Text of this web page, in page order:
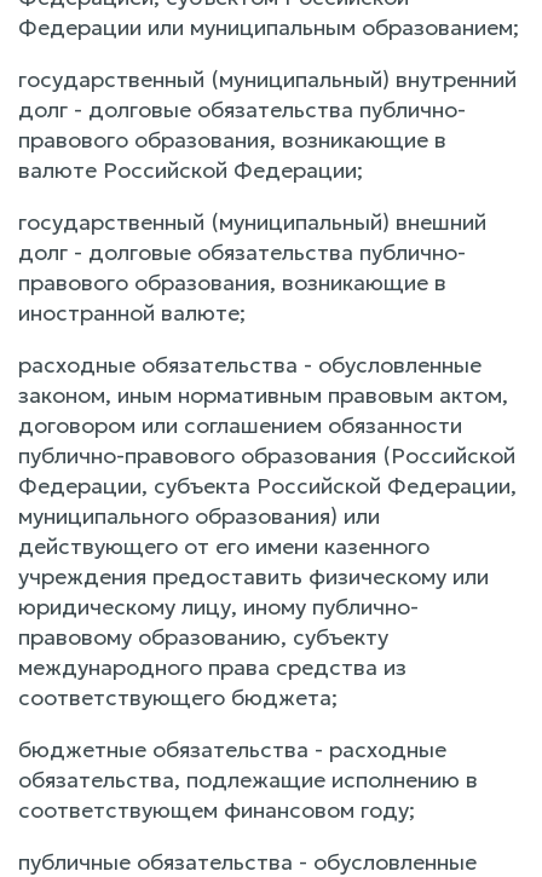
Федерации или муниципальным образованием;
государственный (муниципальный) внутренний
долг - долговые обязательства публично-
правового образования, возникающие в
валюте Российской Федерации;
государственный (муниципальный) внешний
долг - долговые обязательства публично-
правового образования, возникающие в
иностранной валюте;
расходные обязательства - обусловленные
законом, иным нормативным правовым актом,
договором или соглашением обязанности
публично-правового образования (Российской
Федерации, субъекта Российской Федерации,
муниципального образования) или
действующего от его имени казенного
учреждения предоставить физическому или
юридическому лицу, иному публично-
правовому образованию, субъекту
международного права средства из
соответствующего бюджета;
бюджетные обязательства - расходные
обязательства, подлежащие исполнению в
соответствующем финансовом году;
публичные обязательства - обусловленные